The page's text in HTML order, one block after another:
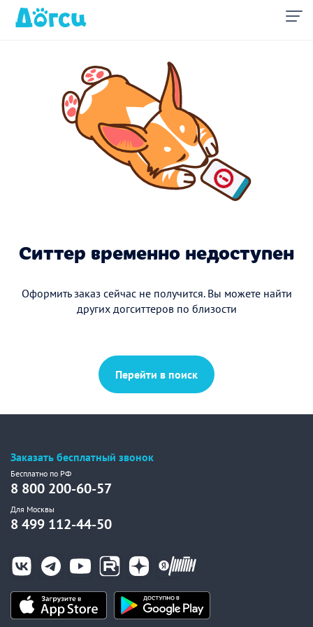
Ситтер временно недоступен
Оформить заказ сейчас не получится. Вы можете найти
других догситтеров по близости
Перейти в поиск
Заказать бесплатный звонок
Бесплатно по РФ
8 800 200-60-57
Для Москвы
8 499 112-44-50